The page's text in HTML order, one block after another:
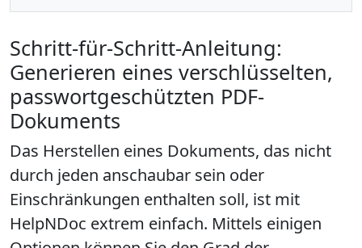
Schritt-für-Schritt-Anleitung:
Generieren eines verschlüsselten,
passwortgeschützten PDF-
Dokuments
Das Herstellen eines Dokuments, das nicht
durch jeden anschaubar sein oder
Einschränkungen enthalten soll, ist mit
HelpNDoc extrem einfach. Mittels einigen